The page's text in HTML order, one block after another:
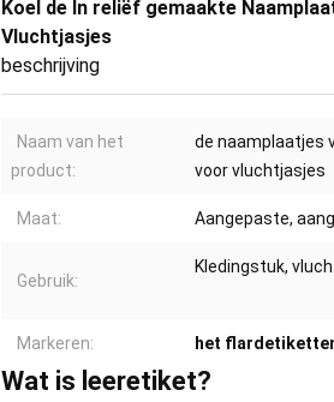
Koel de In reliëf gemaakte
Vluchtjasjes
beschrijving
Naam van het
product:
de naamplaatjes
voor vluchtjasjes
Maat: Aangepaste,
Gebruik:
Kledingstuk,
Markeren: het
Wat is leeretiket?